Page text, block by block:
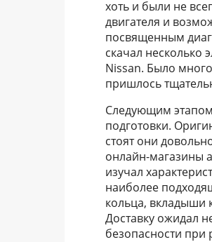
хоть и были не
двигателя и
посвященным
скачал несколько
Nissan. Было
пришлось
Следующим этапом
подготовки.
стоят они
онлайн-магазины
изучал
наиболее
кольца, вкладыши
Доставку ожидал
безопасности